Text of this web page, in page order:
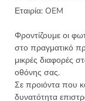
500μ.
Luster
ποσότητα
Εταιρία: OEM
Φροντίζουμε οι
στο πραγματικό
μικρές διαφορές
οθόνης σας.
Σε προιόντα που
δυνατότητα